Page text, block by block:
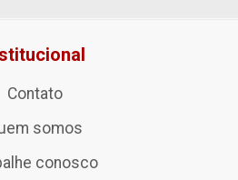
Contato
somos
conosco